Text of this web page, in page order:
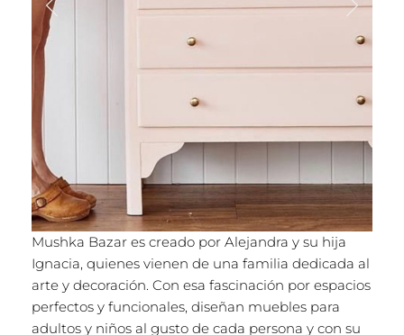
Mushka Bazar es creado por Alejandra y su hija
Ignacia, quienes vienen de una familia dedicada al
arte y decoración. Con esa fascinación por espacios
perfectos y funcionales, diseñan muebles para
adultos y niños al gusto de cada persona y con su